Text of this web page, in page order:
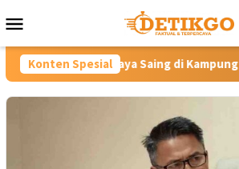
ke
Mobile
Konten Spesial
di Kampung Halaman Ibunda Presiden